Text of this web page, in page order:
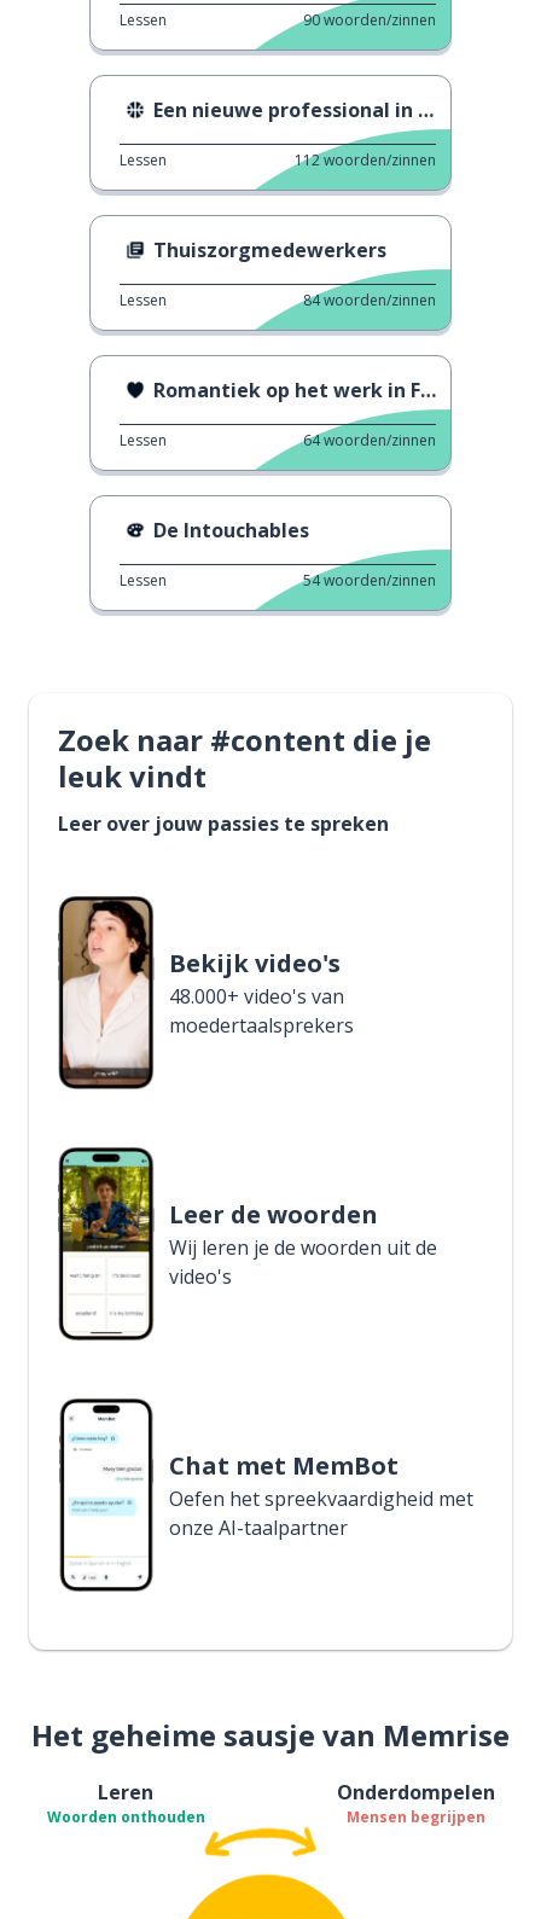
Lessen 90woorden/zinnen
Een nieuwe professional in het Franse wielrennen
Lessen 112woorden/zinnen
Thuiszorgmedewerkers
Lessen 84woorden/zinnen
Romantiek op het werk in Frankrijk
Lessen 64woorden/zinnen
De Intouchables
Lessen 54woorden/zinnen
Zoek naar #content die je
leuk vindt
Leer over jouw passies te spreken
Bekijk video's
48.000+ video's van
moedertaalsprekers
Leer de woorden
Wij leren je de woorden uit de
video's
Chat met MemBot
Oefen het spreekvaardigheid met
onze AI-taalpartner
Het geheime sausje van Memrise
Leren
Woorden onthouden
Onderdompelen
Mensen begrijpen